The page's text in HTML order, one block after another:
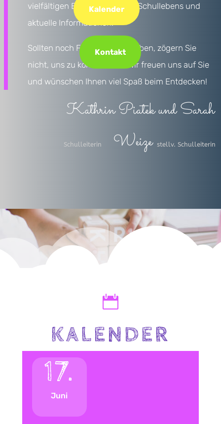
Kalender
Kontakt
vielfältigen Bereiche unseres Schullebens und
aktuelle Informationen.
Sollten noch Fragen offen bleiben, zögern Sie
nicht, uns zu kontaktieren. Wir freuen uns auf Sie
und wünschen Ihnen viel Spaß beim Entdecken!
Kathrin Piatek und Sarah
Weize
Schulleiterin stellv. Schulleiterin

KALENDER
17.
Juni